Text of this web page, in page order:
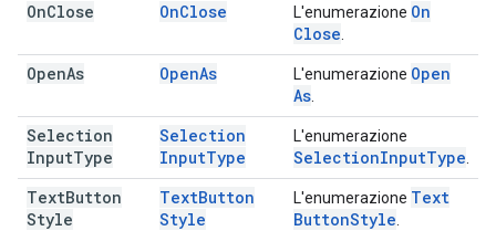
OnClose OnClose L'enumerazione On
Close
OpenAs OpenAs L'enumerazione Open
As
Selection
InputType
Selection
InputType
L'enumerazione
SelectionInputType
TextButton
Style
TextButton
Style
L'enumerazione Text
ButtonStyle